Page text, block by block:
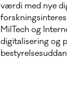
værdi med nye
MilTech og
digitalisering og